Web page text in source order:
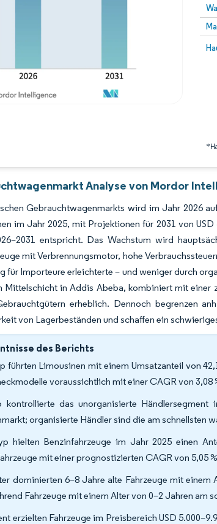
Analyse von Mordor
Gebrauchtwagenmarkts wird im Jahr 2026
im Jahr 2025, mit Projektionen für 2031 von
entspricht. Das Wachstum wird
mit Verbrennungsmotor, hohe
für Importeure erleichterte – und weniger durch
Mittelschicht in Addis Abeba, kombiniert mit einer
erheblich. Dennoch begrenzen
von Lagerbeständen und schaffen ein
des Berichts
führten Limousinen mit einem Umsatzanteil von
voraussichtlich mit einer CAGR von 3,08
kontrollierte das unorganisierte
organisierte Händler sind die am schnellsten
hielten Benzinfahrzeuge im Jahr 2025 einen
mit einer prognostizierten CAGR von 5,05
dominierten 6–8 Jahre alte Fahrzeuge mit
Fahrzeuge mit einem Alter von 0–2 Jahren am
erzielten Fahrzeuge im Preisbereich USD